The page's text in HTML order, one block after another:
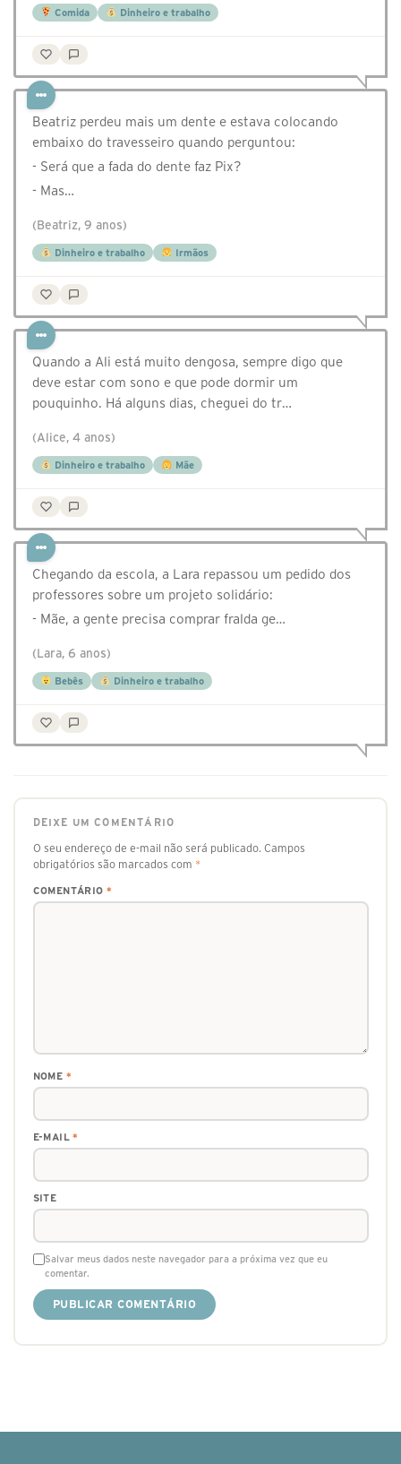
Comida Dinheiro e trabalho
Beatriz perdeu mais um dente e estava colocando
embaixo do travesseiro quando perguntou:
- Será que a fada do dente faz Pix?
- Mas…
(Beatriz, 9 anos)
Dinheiro e trabalho Irmãos
Quando a Ali está muito dengosa, sempre digo que
deve estar com sono e que pode dormir um
pouquinho. Há alguns dias, cheguei do tr…
(Alice, 4 anos)
Dinheiro e trabalho Mãe
Chegando da escola, a Lara repassou um pedido dos
professores sobre um projeto solidário:
- Mãe, a gente precisa comprar fralda ge…
(Lara, 6 anos)
Bebês Dinheiro e trabalho
DEIXE UM COMENTÁRIO
O seu endereço de e-mail não será publicado. Campos
obrigatórios são marcados com *
COMENTÁRIO *
NOME *
E-MAIL*
SITE
Salvar meus dados neste navegador para a próxima vez que eu
comentar.